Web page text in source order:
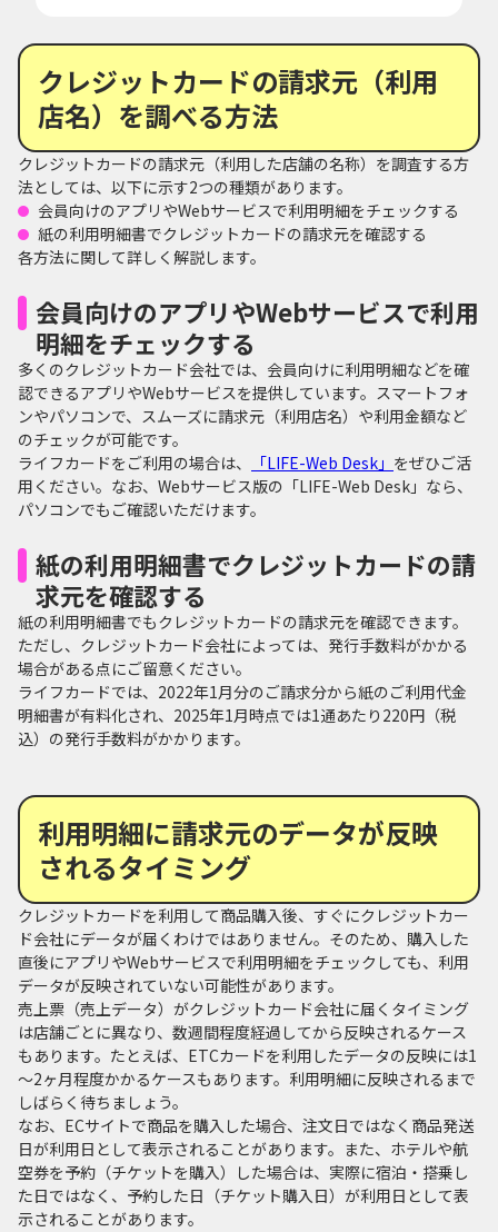
クレジットカードの請求元（利用
店名）を調べる方法
クレジットカードの請求元（利用した店舗の名称）を調査する方
法としては、以下に示す2つの種類があります。
会員向けのアプリやWebサービスで利用明細をチェックする
紙の利用明細書でクレジットカードの請求元を確認する
各方法に関して詳しく解説します。
会員向けのアプリやWebサービスで利用
明細をチェックする
多くのクレジットカード会社では、会員向けに利用明細などを確
認できるアプリやWebサービスを提供しています。スマートフォ
ンやパソコンで、スムーズに請求元（利用店名）や利用金額など
のチェックが可能です。
ライフカードをご利用の場合は、
「LIFE-Web Desk」 をぜひご活
用ください。なお、Webサービス版の「LIFE-Web Desk」なら、
パソコンでもご確認いただけます。
紙の利用明細書でクレジットカードの請
求元を確認する
紙の利用明細書でもクレジットカードの請求元を確認できます。
ただし、クレジットカード会社によっては、発行手数料がかかる
場合がある点にご留意ください。
ライフカードでは、2022年1月分のご請求分から紙のご利用代金
明細書が有料化され、2025年1月時点では1通あたり220円（税
込）の発行手数料がかかります。
利用明細に請求元のデータが反映
されるタイミング
クレジットカードを利用して商品購入後、すぐにクレジットカー
ド会社にデータが届くわけではありません。そのため、購入した
直後にアプリやWebサービスで利用明細をチェックしても、利用
データが反映されていない可能性があります。
売上票（売上データ）がクレジットカード会社に届くタイミング
は店舗ごとに異なり、数週間程度経過してから反映されるケース
もあります。たとえば、ETCカードを利用したデータの反映には1
～2ヶ月程度かかるケースもあります。利用明細に反映されるまで
しばらく待ちましょう。
なお、ECサイトで商品を購入した場合、注文日ではなく商品発送
日が利用日として表示されることがあります。また、ホテルや航
空券を予約（チケットを購入）した場合は、実際に宿泊・搭乗し
た日ではなく、予約した日（チケット購入日）が利用日として表
示されることがあります。